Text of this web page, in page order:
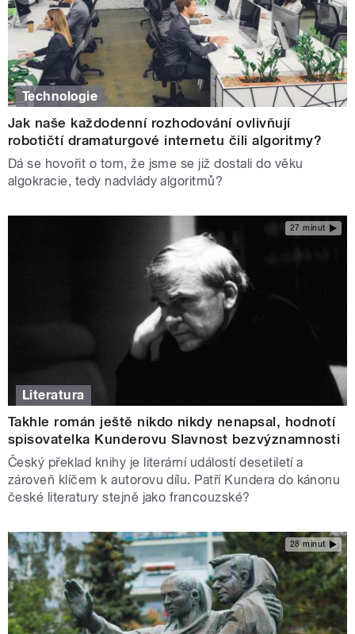
Technologie
Jak naše každodenní rozhodování ovlivňují
robotičtí dramaturgové internetu čili algoritmy?
Dá se hovořit o tom, že jsme se již dostali do věku
algokracie, tedy nadvlády algoritmů?
27 minut
Literatura
Takhle román ještě nikdo nikdy nenapsal, hodnotí
spisovatelka Kunderovu Slavnost bezvýznamnosti
Český překlad knihy je literární událostí desetiletí a
zároveň klíčem k autorovu dílu. Patří Kundera do kánonu
české literatury stejně jako francouzské?
28 minut